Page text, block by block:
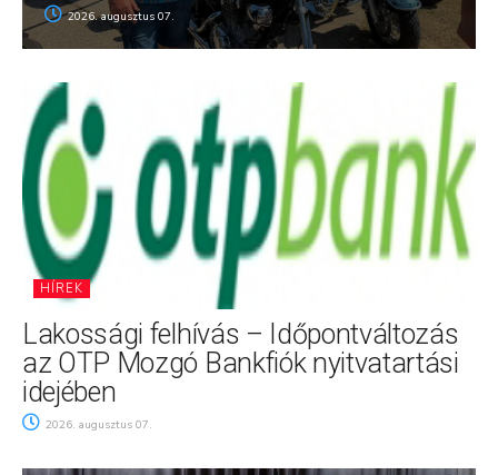
2026. augusztus 07.
HÍREK
Lakossági felhívás – Időpontváltozás
az OTP Mozgó Bankfiók nyitvatartási
idejében
2026. augusztus 07.